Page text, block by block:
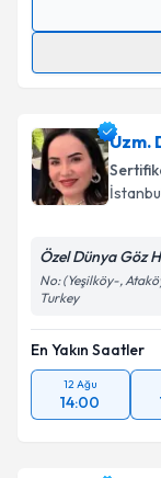
Randevu
takvim
E-posta
Kişisel
Uzm.
Özel Dünya Göz
No: (Yeşilköy-,
Turkey
En Yakın Saatler
12 Ağu
14:00